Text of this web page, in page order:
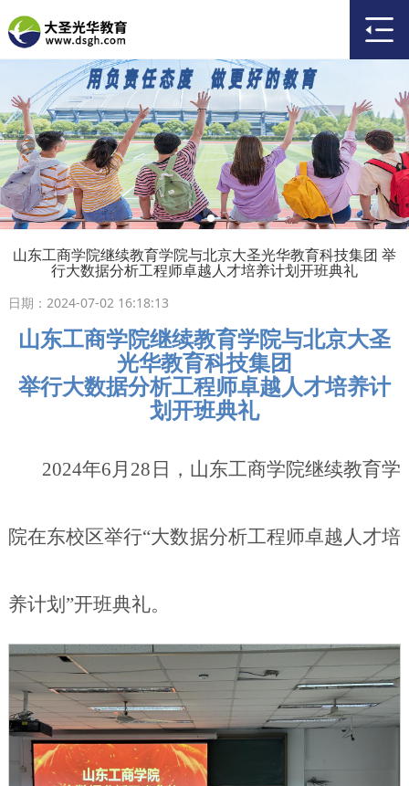
山东工商学院继续教育学院与北京大圣光华教育科技集团 举
行大数据分析工程师卓越人才培养计划开班典礼
日期：2024-07-02 16:18:13
山东工商学院继续教育学院与北京大圣
光华教育科技集团
举行大数据分析工程师卓越人才培养计
划开班典礼
2024年6月28日，山东工商学院继续教育学
院在东校区举行“大数据分析工程师卓越人才培
养计划”开班典礼。